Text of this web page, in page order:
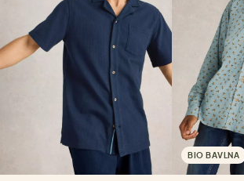
BIO BAVLNA